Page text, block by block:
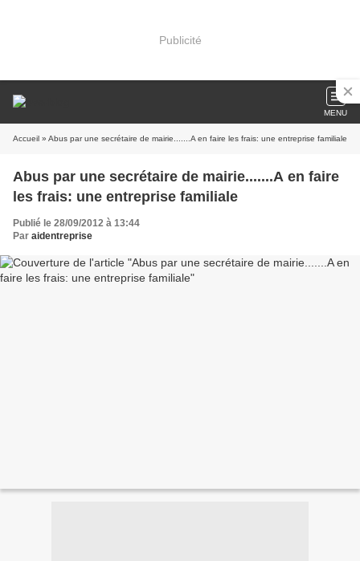
Publicité
MENU
Accueil » Abus par une secrétaire de mairie.......A en faire les frais: une entreprise familiale
Abus par une secrétaire de mairie.......A en faire
les frais: une entreprise familiale
Publié le 28/09/2012 à 13:44
Par aidentreprise